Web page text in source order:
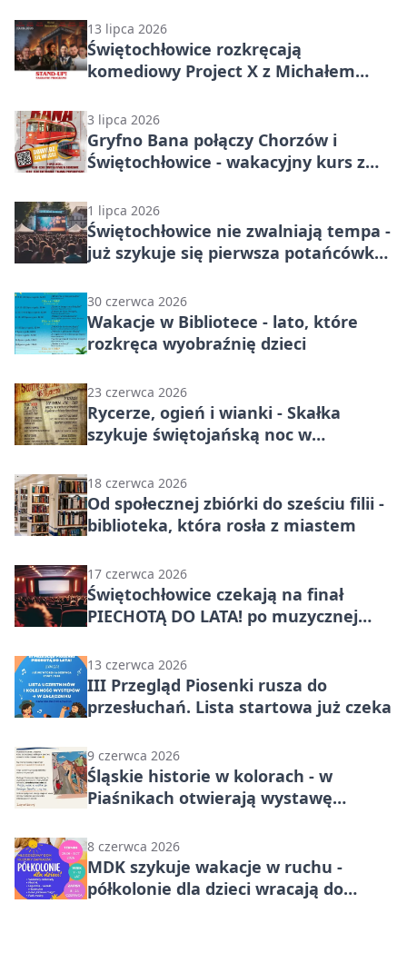
13 lipca 2026
Świętochłowice rozkręcają
komediowy Project X z Michałem
3 lipca 2026
Gryfno Bana połączy Chorzów i
Świętochłowice - wakacyjny kurs z
1 lipca 2026
Świętochłowice nie zwalniają tempa -
już szykuje się pierwsza potańcówka
30 czerwca 2026
Wakacje w Bibliotece - lato, które
rozkręca wyobraźnię dzieci
23 czerwca 2026
Rycerze, ogień i wianki - Skałka
szykuje świętojańską noc w
18 czerwca 2026
Od społecznej zbiórki do sześciu filii -
biblioteka, która rosła z miastem
17 czerwca 2026
Świętochłowice czekają na finał
PIECHOTĄ DO LATA! po muzycznej
13 czerwca 2026
III Przegląd Piosenki rusza do
przesłuchań. Lista startowa już czeka
9 czerwca 2026
Śląskie historie w kolorach - w
Piaśnikach otwierają wystawę
8 czerwca 2026
MDK szykuje wakacje w ruchu -
półkolonie dla dzieci wracają do